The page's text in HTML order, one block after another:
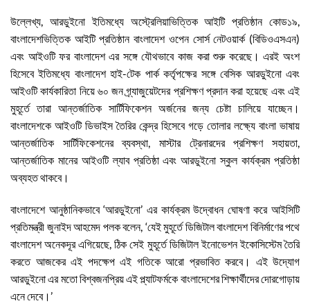
উল্লেখ্য, আরডুইনো ইতিমধ্যে অস্ট্রেলিয়াভিত্তিক আইটি প্রতিষ্ঠান কোড১৯,
বাংলাদেশভিত্তিক আইটি প্রতিষ্ঠান বাংলাদেশ ওপেন সোর্স নেটওয়ার্ক (বিডিওএসএন)
এবং আইওটি ফর বাংলাদেশ এর সঙ্গে যৌথভাবে কাজ করা শুরু করেছে। এরই অংশ
হিসেবে ইতিমধ্যে বাংলাদেশ হাই-টেক পার্ক কর্তৃপক্ষের সঙ্গে বেসিক আরডুইনো এবং
আইওটি কার্যকারিতা নিয়ে ৬০ জন গ্র্যাজুয়েটদের প্রশিক্ষণ প্রদান করা হয়েছে এবং এই
মুহূর্তে তারা আন্তর্জাতিক সার্টিফিকেশন অর্জনের জন্য চেষ্টা চালিয়ে যাচ্ছেন।
বাংলাদেশকে আইওটি ডিভাইস তৈরির কেন্দ্র হিসেবে গড়ে তোলার লক্ষ্যে বাংলা ভাষায়
আন্তর্জাতিক সার্টিফিকেশনের ব্যবস্থা, মাস্টার ট্রেনারদের প্রশিক্ষণ সহায়তা,
আন্তর্জাতিক মানের আইওটি ল্যাব প্রতিষ্ঠা এবং আরডুইনো স্কুল কার্যক্রম প্রতিষ্ঠা
অব্যহত থাকবে।
বাংলাদেশে আনুষ্ঠানিকভাবে ‘আরডুইনো’ এর কার্যক্রম উদ্বোধন ঘোষণা করে আইসিটি
প্রতিমন্ত্রী জুনাইদ আহমেদ পলক বলেন, ‘যেই মুহূর্তে ডিজিটাল বাংলাদেশ বিনির্মাণের পথে
বাংলাদেশ অনেকদূর এগিয়েছে, ঠিক সেই মুহূর্তে ডিজিটাল ইনোভেশন ইকোসিস্টেম তৈরি
করতে আজকের এই পদক্ষেপ এই গতিকে আরো প্রভাবিত করবে। এই উদ্যোগ
আরডুইনো এর মতো বিশ্বজনপ্রিয় এই প্ল্যাটফর্মকে বাংলাদেশের শিক্ষার্থীদের দোরগোড়ায়
এনে দেবে।’